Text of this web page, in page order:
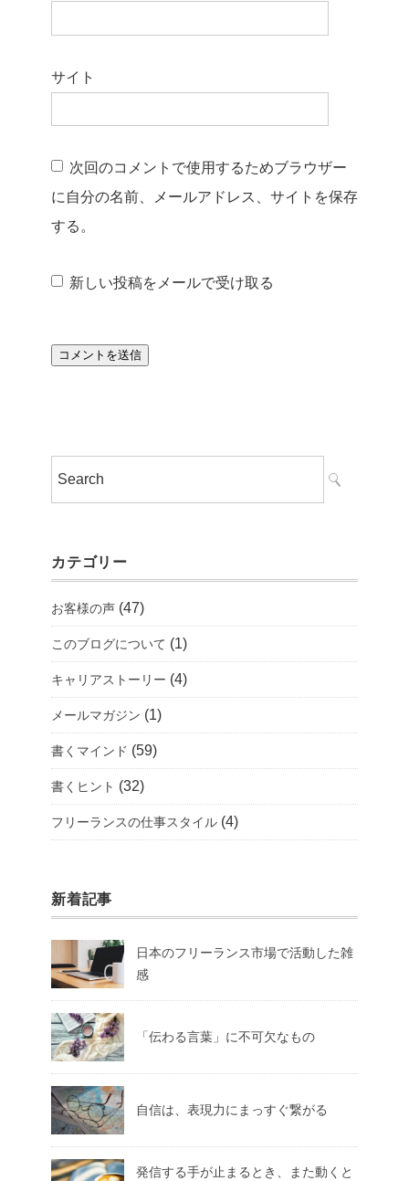
サイト
次回のコメントで使用するためブラウザー
に自分の名前、メールアドレス、サイトを保存
する。
新しい投稿をメールで受け取る
カテゴリー
お客様の声 (47)
このブログについて (1)
キャリアストーリー (4)
メールマガジン (1)
書くマインド (59)
書くヒント (32)
フリーランスの仕事スタイル (4)
新着記事
日本のフリーランス市場で活動した雑
感
「伝わる言葉」に不可欠なもの
自信は、表現力にまっすぐ繋がる
発信する手が止まるとき、また動くと